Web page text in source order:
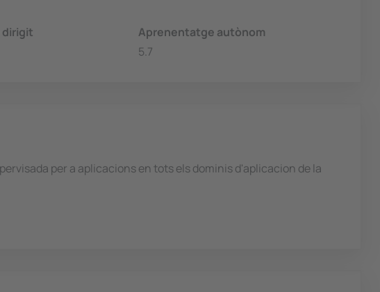
Aprenentatge autònom
5.7
per a aplicacions en tots els dominis d'aplicacion de la